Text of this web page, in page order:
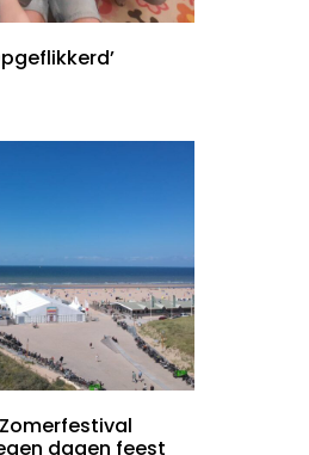
dagen feest